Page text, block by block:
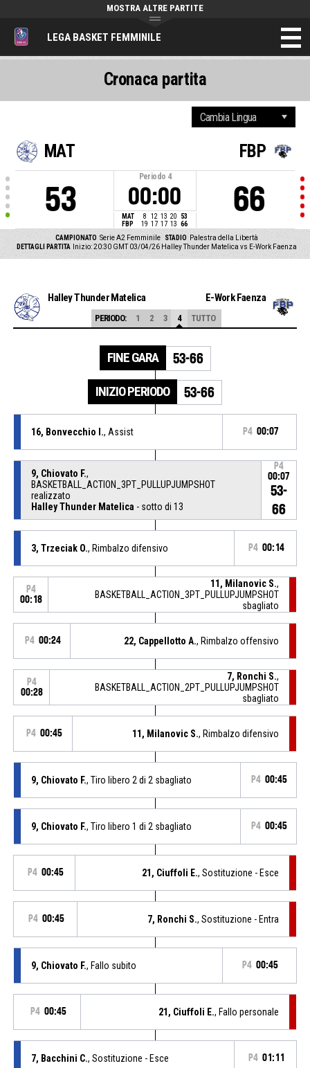
LEGA BASKET FEMMINILE
MOSTRA ALTRE PARTITE
MAT
53
Periodo 4
00:00
MAT 8 12 13 20
53
FBP
19 17 17 13 66
FBP
66
CAMPIONATO Serie A2 Femminile STADIO Palestra della Libertà
DETTAGLI PARTITA
Inizio: 20:30 GMT 03/04/26 Halley Thunder Matelica vs E-Work Faenza
Cronaca partita
Halley Thunder Matelica E-Work Faenza
PERIODO: 1 2 3 4 TUTTO
FINE GARA 53-66
INIZIO PERIODO 53-66
16, Bonvecchio I., Assist P4 00:07
9, Chiovato F.,
BASKETBALL_ACTION_3PT_PULLUPJUMPSHOT
realizzato
Halley Thunder Matelica - sotto di 13
P4
00:07
53-
66
3, Trzeciak O., Rimbalzo difensivo P4 00:14
P4
00:18
11, Milanovic S.,
BASKETBALL_ACTION_3PT_PULLUPJUMPSHOT
sbagliato
P4 00:24 22, Cappellotto A., Rimbalzo offensivo
P4
00:28
7, Ronchi S.,
BASKETBALL_ACTION_2PT_PULLUPJUMPSHOT
sbagliato
P4 00:45 11, Milanovic S., Rimbalzo difensivo
9, Chiovato F., Tiro libero 2 di 2 sbagliato P4 00:45
9, Chiovato F., Tiro libero 1 di 2 sbagliato P4 00:45
P4 00:45 21, Ciuffoli E., Sostituzione - Esce
P4 00:45 7, Ronchi S., Sostituzione - Entra
9, Chiovato F., Fallo subito P4 00:45
P4 00:45 21, Ciuffoli E., Fallo personale
7, Bacchini C., Sostituzione - Esce P4 01:11